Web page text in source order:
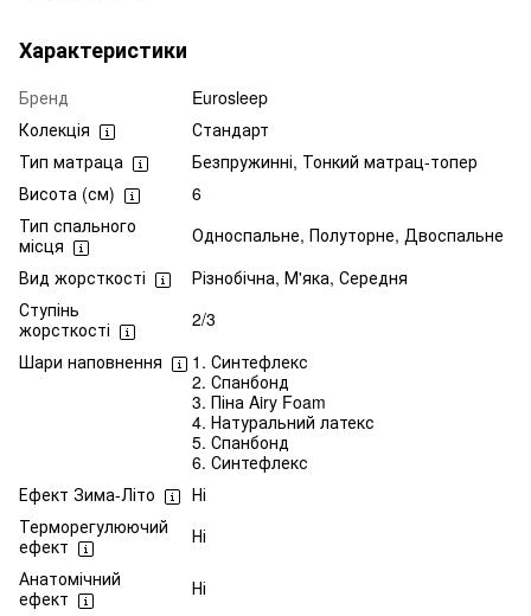
Характеристики
Бренд
Eurosleep
Колекція
Стандарт
Тип матраца
Безпружинні, Тонкий матрац-топер
Висота (см)
6
Тип спального
місця
Односпальне, Полуторне, Двоспальне
Вид жорсткості
Різнобічна, М'яка, Середня
Ступінь
жорсткості
2/3
Шари наповнення
1. Синтефлекс
2. Спанбонд
3. Піна Airy Foam
4. Натуральний латекс
5. Спанбонд
6. Синтефлекс
Ефект Зима-Літо
Ні
Терморегулюючий
ефект
Ні
Анатомічний
ефект
Ні